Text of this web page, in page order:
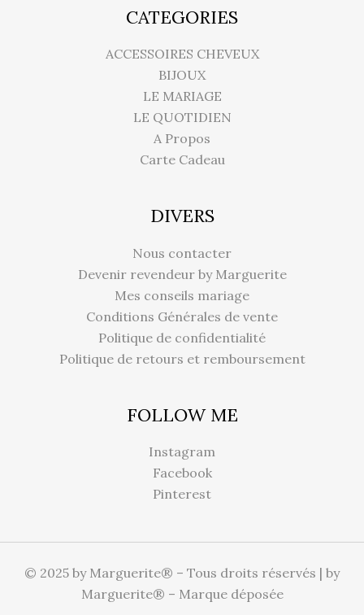
CATEGORIES
ACCESSOIRES CHEVEUX
BIJOUX
LE MARIAGE
LE QUOTIDIEN
A Propos
Carte Cadeau
DIVERS
Nous contacter
Devenir revendeur by Marguerite
Mes conseils mariage
Conditions Générales de vente
Politique de confidentialité
Politique de retours et remboursement
FOLLOW ME
Instagram
Facebook
Pinterest
© 2025 by Marguerite® – Tous droits réservés | by
Marguerite® – Marque déposée